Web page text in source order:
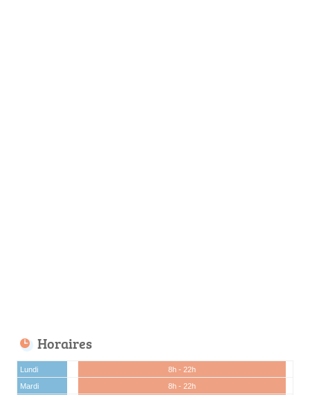
Horaires
Lundi
8h - 22h
Mardi
8h - 22h